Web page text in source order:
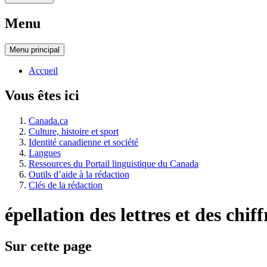
Menu
Menu principal
Accueil
Vous êtes ici
Canada.ca
Culture, histoire et sport
Identité canadienne et société
Langues
Ressources du Portail linguistique du Canada
Outils d’aide à la rédaction
Clés de la rédaction
épellation des lettres et des
Sur cette page